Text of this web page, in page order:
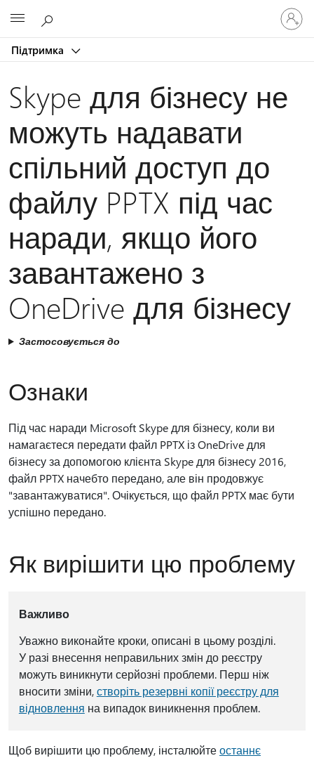
Підтримка
Увійдіть
свій
запис
Skype для бізнесу не
можуть надавати
спільний доступ до
файлу PPTX під час
наради, якщо його
завантажено з
OneDrive для бізнесу
Застосовується до
Ознаки
Під час наради Microsoft Skype для бізнесу, коли ви
намагаєтеся передати файл PPTX із OneDrive для
бізнесу за допомогою клієнта Skype для бізнесу 2016,
файл PPTX начебто передано, але він продовжує
"завантажуватися". Очікується, що файл PPTX має бути
успішно передано.
Як вирішити цю проблему
Важливо
Уважно виконайте кроки, описані в цьому розділі.
У разі внесення неправильних змін до реєстру
можуть виникнути серйозні проблеми. Перш ніж
вносити зміни,створіть резервні копії реєстру для
відновлення на випадок виникнення проблем.
Щоб вирішити цю проблему, інсталюйтеостаннє